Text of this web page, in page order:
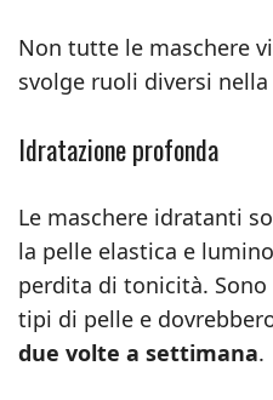
Non tutte le maschere
svolge ruoli diversi
Idratazione profonda
Le maschere idratanti
la pelle elastica e
perdita di tonicità.
tipi di pelle e
due volte a settimana.